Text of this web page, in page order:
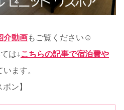
介動画もご覧ください☺
は↓ こちらの記事で宿泊費や
います。
ン】